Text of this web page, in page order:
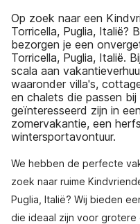
Op zoek naar een
Torricella, Puglia, Italië?
bezorgen je een
Torricella, Puglia, Italië.
scala aan
waaronder villa's,
en chalets die passen
geïnteresseerd zijn in
zomervakantie, een
wintersportavontuur.
We hebben de perfecte
zoek naar ruime
Puglia, Italië? Wij bieden
die ideaal zijn voor grotere